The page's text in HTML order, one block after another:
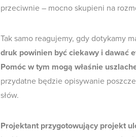
przeciwnie – mocno skupieni na
Tak samo reagujemy, gdy dotykamy
druk powinien być ciekawy i dawać
Pomóc w tym mogą właśnie
przydatne będzie opisywanie
słów.
Projektant przygotowujący projekt